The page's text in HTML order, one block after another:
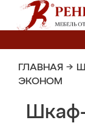
ГЛАВНАЯ →
ЭКОНОМ